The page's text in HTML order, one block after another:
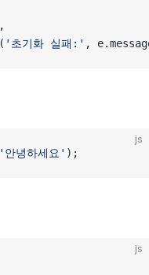
,
( '초기화 실패:' ,
js
'안녕하세요' );
js